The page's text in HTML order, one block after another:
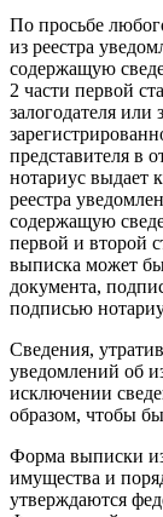
По просьбе
из реестра
содержащую
2 части первой
залогодателя или
представителя в
нотариус выдает
реестра
содержащую
первой и второй
выписка может
документа,
подписью
Сведения,
уведомлений об
исключении
образом, чтобы
Форма выписки
имущества и
утверждаются